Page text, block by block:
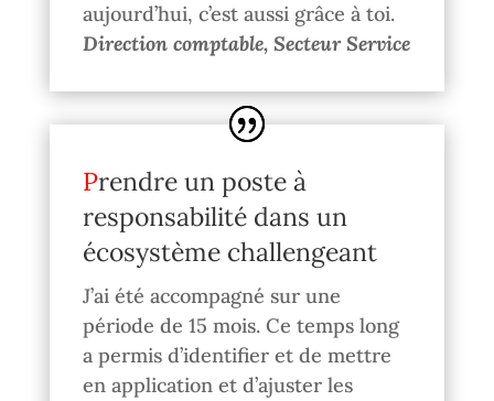
aujourd’hui, c’est aussi grâce à toi.
Direction comptable, Secteur Service
Prendre un poste à
responsabilité dans un
écosystème challengeant
J’ai été accompagné sur une
période de 15 mois. Ce temps long
a permis d’identifier et de mettre
en application et d’ajuster les